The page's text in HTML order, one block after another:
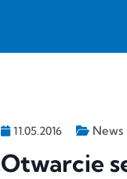
11.05.2016 News
Otwarcie